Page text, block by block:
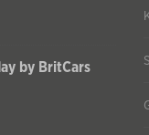
by BritCars